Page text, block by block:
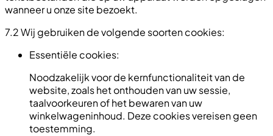
wanneer u onze site bezoekt.
7.2 Wij gebruiken de volgende soorten cookies:
Essentiële cookies:
Noodzakelijk voor de kernfunctionaliteit van de
website, zoals het onthouden van uw sessie,
taalvoorkeuren of het bewaren van uw
winkelwageninhoud. Deze cookies vereisen geen
toestemming.